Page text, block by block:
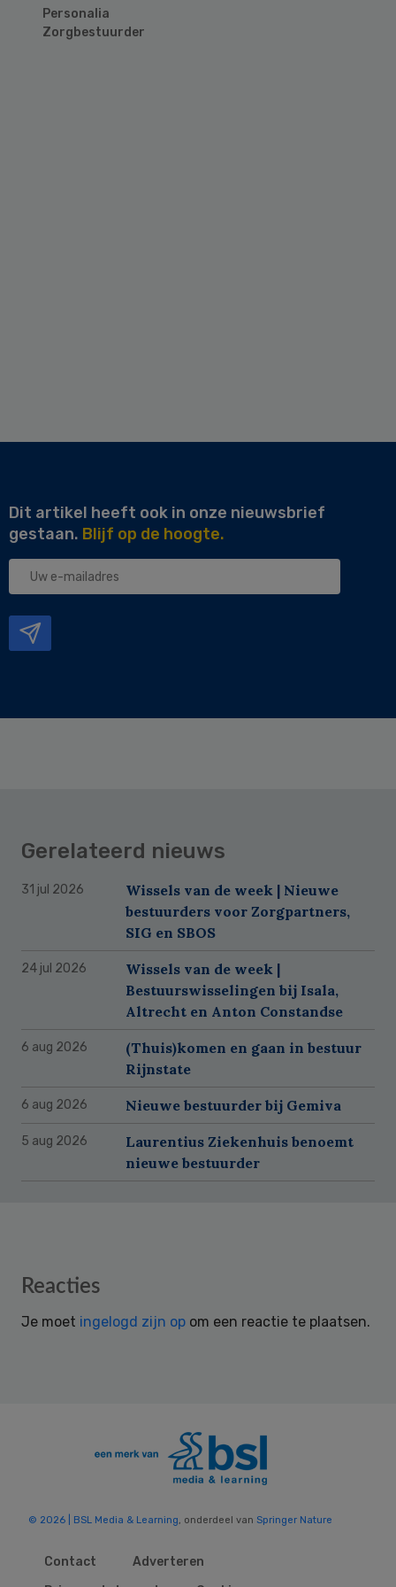
Personalia
Zorgbestuurder
Dit artikel heeft ook in onze nieuwsbrief
gestaan. Blijf op de hoogte.
Uw
Gerelateerd nieuws
31 jul 2026
Wissels van de week | Nieuwe
bestuurders voor Zorgpartners,
SIG en SBOS
24 jul 2026
Wissels van de week |
Bestuurswisselingen bij Isala,
Altrecht en Anton Constandse
6 aug 2026
(Thuis)komen en gaan in bestuur
Rijnstate
6 aug 2026 Nieuwe bestuurder bij Gemiva
5 aug 2026
Laurentius Ziekenhuis benoemt
nieuwe bestuurder
Reader
Reacties
Je moet ingelogd zijn op om een reactie te plaatsen.
© 2026 | BSL Media & Learning, onderdeel van Springer Nature
Contact
Adverteren